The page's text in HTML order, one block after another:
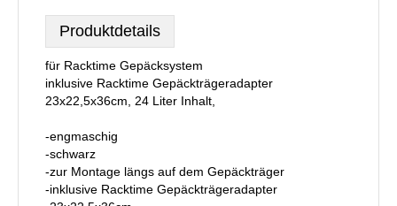
Produktdetails
für Racktime Gepäcksystem
inklusive Racktime Gepäckträgeradapter
23x22,5x36cm, 24 Liter Inhalt,
-engmaschig
-schwarz
-zur Montage längs auf dem Gepäckträger
-inklusive Racktime Gepäckträgeradapter